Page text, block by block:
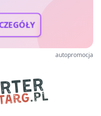
autopromocja